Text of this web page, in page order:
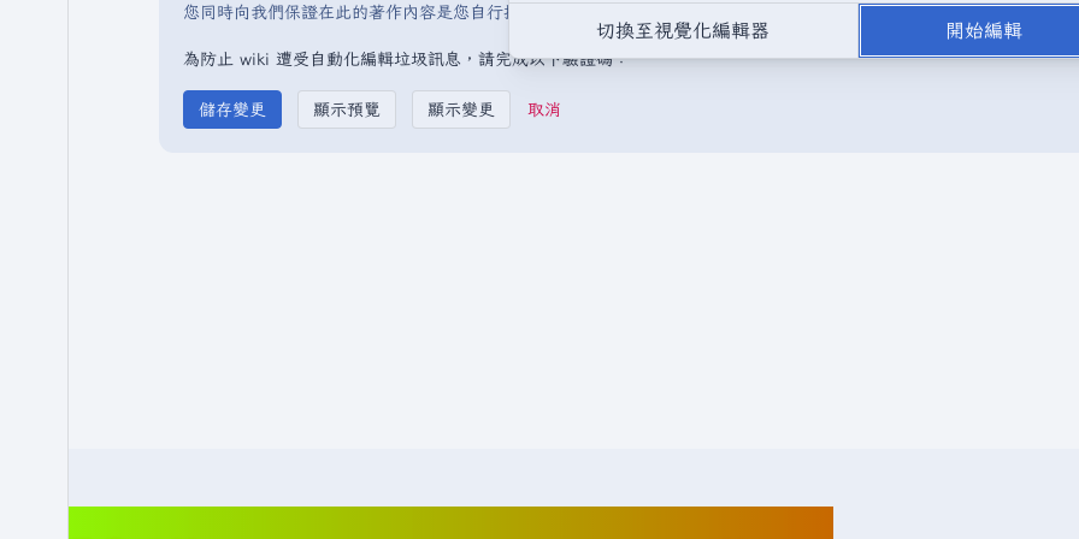
您同時向我們保證在此的著作內容是您自行撰寫，或是取自不受版權保護的公開領域或自由資源。請勿在未經授權的情況
為防止 wiki 遭受自動化編輯垃圾訊息，請完成以下驗證碼：
取消
切換至視覺化編輯器 開始編輯